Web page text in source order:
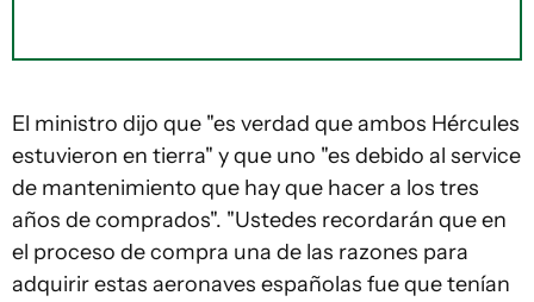
El ministro dijo que "es verdad que ambos Hércules
estuvieron en tierra" y que uno "es debido al service
de mantenimiento que hay que hacer a los tres
años de comprados". "Ustedes recordarán que en
el proceso de compra una de las razones para
adquirir estas aeronaves españolas fue que tenían